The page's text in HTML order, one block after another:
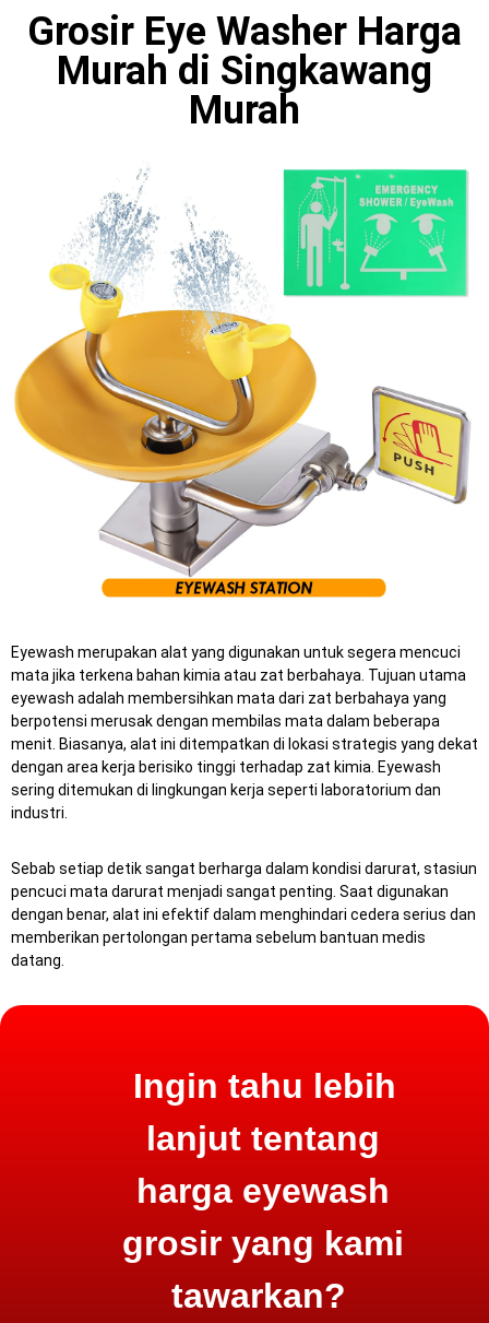
Grosir Eye Washer Harga
Murah di Singkawang
Murah
Eyewash merupakan alat yang digunakan untuk segera mencuci
mata jika terkena bahan kimia atau zat berbahaya. Tujuan utama
eyewash adalah membersihkan mata dari zat berbahaya yang
berpotensi merusak dengan membilas mata dalam beberapa
menit. Biasanya, alat ini ditempatkan di lokasi strategis yang dekat
dengan area kerja berisiko tinggi terhadap zat kimia. Eyewash
sering ditemukan di lingkungan kerja seperti laboratorium dan
industri.
Sebab setiap detik sangat berharga dalam kondisi darurat, stasiun
pencuci mata darurat menjadi sangat penting. Saat digunakan
dengan benar, alat ini efektif dalam menghindari cedera serius dan
memberikan pertolongan pertama sebelum bantuan medis
datang.
Ingin tahu lebih
lanjut tentang
harga eyewash
grosir yang kami
tawarkan?